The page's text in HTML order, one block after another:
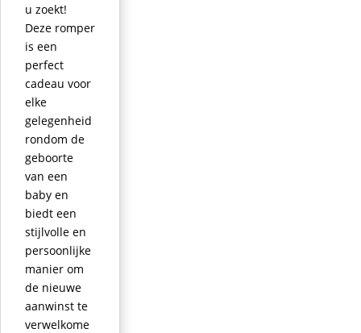
u zoekt!
Deze romper
is een
perfect
cadeau voor
elke
gelegenheid
rondom de
geboorte
van een
baby en
biedt een
stijlvolle en
persoonlijke
manier om
de nieuwe
aanwinst te
verwelkome